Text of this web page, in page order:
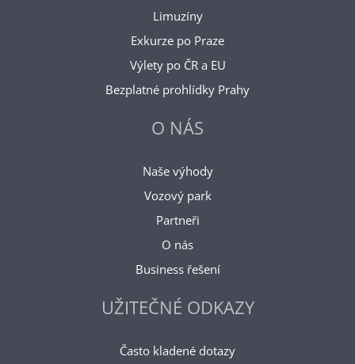
Limuzíny
Exkurze po Praze
Výlety po ČR a EU
Bezplatné prohlídky Prahy
O NÁS
Naše výhody
Vozový park
Partneři
O nás
Business řešení
UŽITEČNÉ ODKAZY
Často kladené dotazy